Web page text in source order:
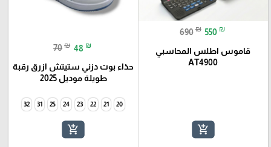
690 ₪ 550 ₪
قاموس اطلس المحاسبي
AT4900
add_shopping_cart
70 ₪ 48 ₪
حذاء بوت دزني ستيتش ازرق رقبة
طويلة موديل 2025
20
21
22
23
24
25
31
32
add_shopping_cart